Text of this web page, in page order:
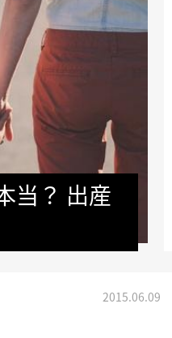
当？ 出産
2015.06.09